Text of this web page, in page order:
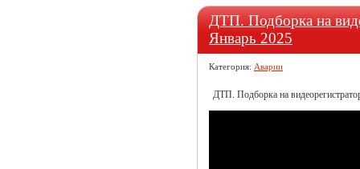
ДТП. Подборка на
Январь 2025
Категория: Аварии
ДТП. Подборка на